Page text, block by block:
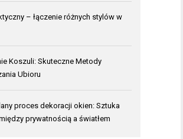
– łączenie różnych stylów w
Koszuli: Skuteczne Metody
Ubioru
proces dekoracji okien: Sztuka
prywatnością a światłem